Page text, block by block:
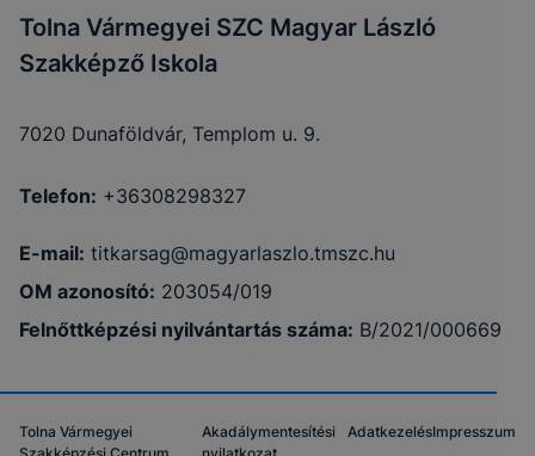
Tolna Vármegyei SZC Magyar László
Szakképző Iskola
7020 Dunaföldvár, Templom u. 9.
Telefon: +36308298327
E-mail: titkarsag@magyarlaszlo.tmszc.hu
OM azonosító: 203054/019
Felnőttképzési nyilvántartás száma: B/2021/000669
Tolna Vármegyei
Akadálymentesítési
AdatkezelésImpresszum